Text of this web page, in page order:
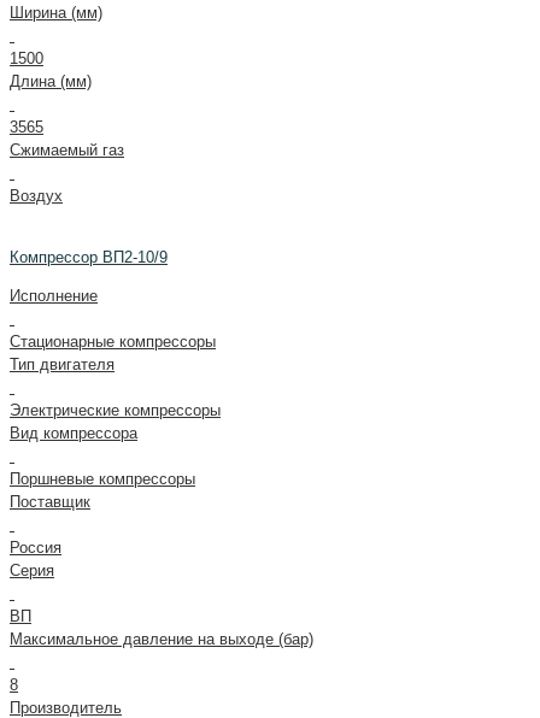
Ширина (мм)
1500
Длина (мм)
3565
Сжимаемый газ
Воздух
Компрессор ВП2-10/9
Исполнение
Стационарные компрессоры
Тип двигателя
Электрические компрессоры
Вид компрессора
Поршневые компрессоры
Поставщик
Россия
Серия
ВП
Максимальное давление на выходе (бар)
8
Производитель